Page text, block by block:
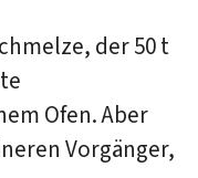
der 50 t
Ofen. Aber
Vorgänger,